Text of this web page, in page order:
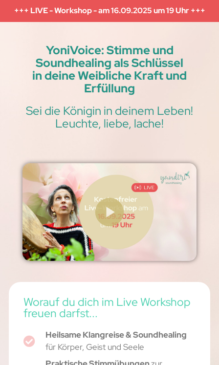
+++ LIVE - Workshop - am 16.09.2025 um 19 Uhr +++
YoniVoice: Stimme und
Soundhealing als Schlüssel
in deine Weibliche Kraft und
Erfüllung
Sei die Königin in deinem Leben!
Leuchte, liebe, lache!
Worauf du dich im Live Workshop
freuen darfst...
Heilsame Klangreise & Soundhealing
für Körper, Geist und Seele